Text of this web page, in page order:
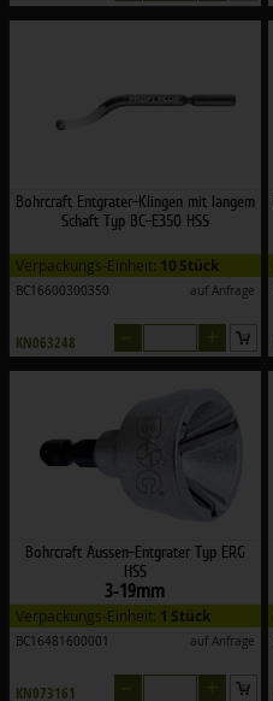
Bohrcraft Entgrater-Klingen mit langem
Schaft Typ BC-E350 HSS
Verpackungs-Einheit: 10 Stück
BC16600300350 auf Anfrage
KN063248
Bohrcraft Aussen-Entgrater Typ ERG
HSS
3-19mm
Verpackungs-Einheit: 1 Stück
BC16481600001 auf Anfrage
KN073161